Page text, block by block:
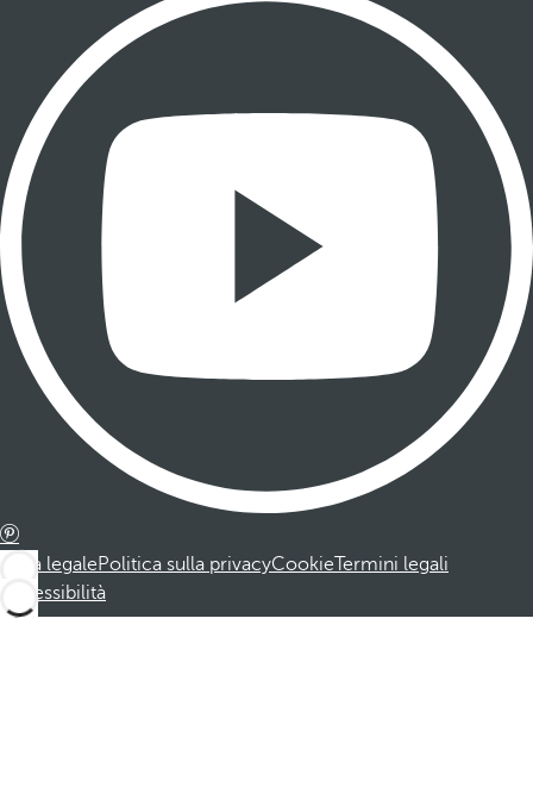
Nota legalePolitica sulla privacyCookieTermini legali
Accessibilità